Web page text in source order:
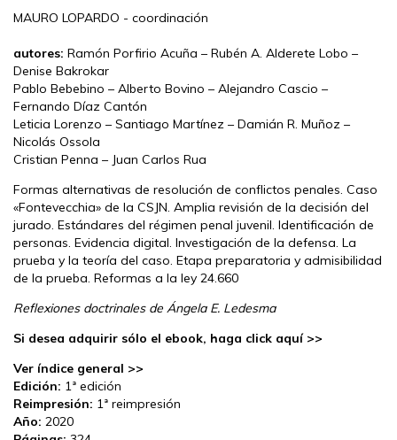
MAURO LOPARDO - coordinación
autores: Ramón Porfirio Acuña – Rubén A. Alderete Lobo –
Denise Bakrokar
Pablo Bebebino – Alberto Bovino – Alejandro Cascio –
Fernando Díaz Cantón
Leticia Lorenzo – Santiago Martínez – Damián R. Muñoz –
Nicolás Ossola
Cristian Penna – Juan Carlos Rua
Formas alternativas de resolución de conflictos penales. Caso
«Fontevecchia» de la CSJN. Amplia revisión de la decisión del
jurado. Estándares del régimen penal juvenil. Identificación de
personas. Evidencia digital. Investigación de la defensa. La
prueba y la teoría del caso. Etapa preparatoria y admisibilidad
de la prueba. Reformas a la ley 24.660
Reflexiones doctrinales de Ángela E. Ledesma
Si desea adquirir sólo el ebook, haga click aquí >>
Ver índice general >>
Edición: 1ª edición
Reimpresión: 1ª reimpresión
Año: 2020